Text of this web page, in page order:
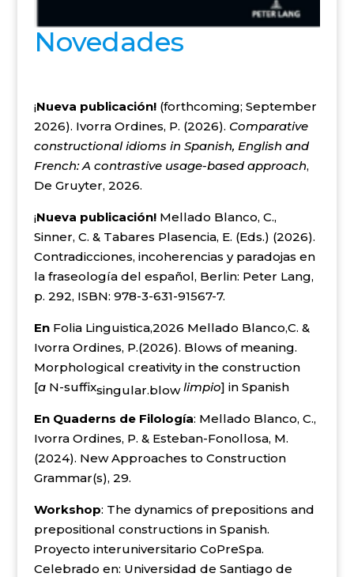
Novedades
¡Nueva publicación! (forthcoming; September
2026). Ivorra Ordines, P. (2026). Comparative
constructional idioms in Spanish, English and
French: A contrastive usage-based approach,
De Gruyter, 2026.
¡Nueva publicación! Mellado Blanco, C.,
Sinner, C. & Tabares Plasencia, E. (Eds.) (2026).
Contradicciones, incoherencias y paradojas en
la fraseología del español, Berlin: Peter Lang,
p. 292, ISBN: 978-3-631-91567-7.
EnFolia Linguistica,2026 Mellado Blanco,C. &
Ivorra Ordines, P.(2026). Blows of meaning.
Morphological creativity in the construction
[aN-suffixsingular.blow limpio] in Spanish
En Quaderns de Filología: Mellado Blanco, C.,
Ivorra Ordines, P. & Esteban-Fonollosa, M.
(2024). New Approaches to Construction
Grammar(s), 29.
Workshop: The dynamics of prepositions and
prepositional constructions in Spanish.
Proyecto interuniversitario CoPreSpa.
Celebrado en: Universidad de Santiago de